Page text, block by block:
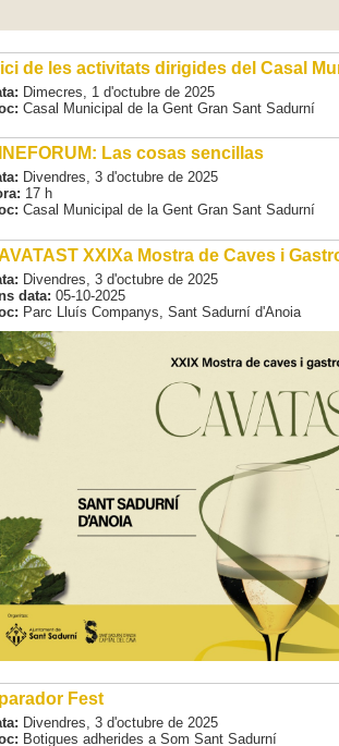
de les activitats dirigides del Casal
Dimecres, 1 d'octubre de 2025
Casal Municipal de la Gent Gran Sant Sadurní
Las cosas sencillas
Divendres, 3 d'octubre de 2025
17 h
Casal Municipal de la Gent Gran Sant Sadurní
XXIXa Mostra de Caves i
Divendres, 3 d'octubre de 2025
data: 05-10-2025
Parc Lluís Companys, Sant Sadurní d'Anoia
Fest
Divendres, 3 d'octubre de 2025
Botigues adherides a Som Sant Sadurní